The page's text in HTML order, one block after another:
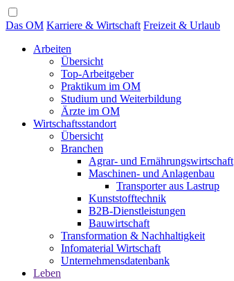
Das OM Karriere & Wirtschaft Freizeit & Urlaub
Arbeiten
Übersicht
Top-Arbeitgeber
Praktikum im OM
Studium und Weiterbildung
Ärzte im OM
Wirtschaftsstandort
Übersicht
Branchen
Agrar- und Ernährungswirtschaft
Maschinen- und Anlagenbau
Transporter aus Lastrup
Kunststofftechnik
B2B-Dienstleistungen
Bauwirtschaft
Transformation & Nachhaltigkeit
Infomaterial Wirtschaft
Unternehmensdatenbank
Leben